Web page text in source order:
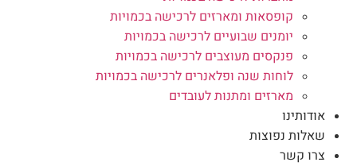
קופסאות ומארזים לרכישה בכמויות
יומנים שבועיים לרכישה בכמויות
פנקסים מעוצבים לרכישה בכמויות
לוחות שנה ופלאנרים לרכישה בכמויות
מארזים ומתנות לעובדים
אודותינו
שאלות נפוצות
צרו קשר